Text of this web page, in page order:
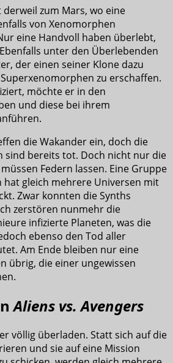
zum Mars, wo eine
von Xenomorphen
eine Handvoll haben überlebt,
unter den Überlebenden
der einen seiner Klone dazu
zu erschaffen.
möchte er in den
und diese bei ihrem
die Wakander ein, doch die
sind bereits tot. Doch nicht nur die
Federn lassen. Eine Gruppe
hat gleich mehrere Universen mit
Zwar konnten die Synths
zerstören nunmehr die
infizierte Planeten, was die
ebenso den Tod aller
Am Ende bleiben nur eine
übrig, die einer ungewissen
Aliens vs. Avengers
völlig überladen. Statt sich auf die
und sie auf eine Mission